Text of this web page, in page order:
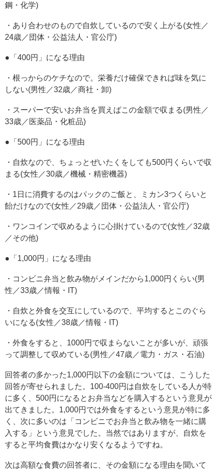
鋼・化学)
・あり合わせのもので自炊しているので安く上がる(女性／
24歳／団体・公益法人・官公庁)
●「400円」になる理由
・根っからのケチなので。栄養だけ確保できれば味を気に
しない(男性／32歳／商社・卸)
・スーパーで安いお弁当を買えばこの金額で収まる(男性／
33歳／医薬品・化粧品)
●「500円」になる理由
・自炊なので、ちょっとぜいたくをしても500円くらいで収
まる(女性／30歳／機械・精密機器)
・1日に消費するのはパックのご飯と、ミカン3つくらいと
飴だけなので(女性／29歳／団体・公益法人・官公庁)
・ワンコインで収めるように心掛けているので(女性／32歳
／その他)
●「1,000円」になる理由
・コンビニ弁当と飲み物がメインだから1,000円くらい(男
性／33歳／情報・IT)
・自炊と外食を交互にしているので、平均するとこのぐら
いになる(女性／38歳／情報・IT)
・外食をすると、1000円で収まらないことが多いが、頑張
って調整して収めている(男性／47歳／電力・ガス・石油)
回答者の多かった1,000円以下の金額については、こうした
回答が寄せられました。100-400円は自炊をしている人が特
に多く、500円になるとお弁当などを購入するという意見が
出てきました。1,000円では外食をするという意見が特に多
く、次に多いのは「コンビニでお弁当と飲み物を一緒に購
入する」という意見でした。当然ではありますが、自炊を
すると平均食費はかなり安くなるようですね。
次は高額な食費の回答者に、その金額になる理由を聞いて